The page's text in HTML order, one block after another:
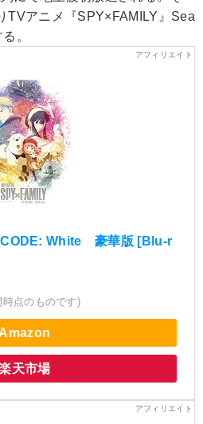
TVアニメ『SPY×FAMILY』Sea
。
CODE: White 豪華版 [Blu-r
点のものです)
天市場